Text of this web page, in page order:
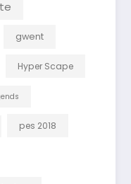
gwent
Hyper Scape
pes 2018